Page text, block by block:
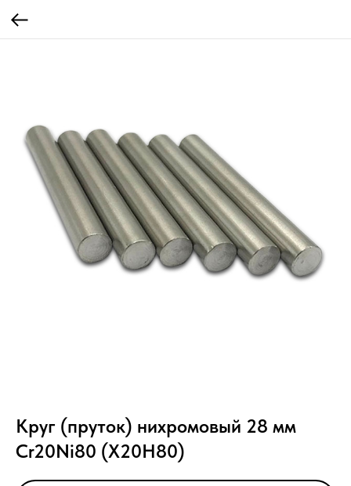
Круг (пруток) нихромовый 28 мм
Cr20Ni80 (Х20Н80)